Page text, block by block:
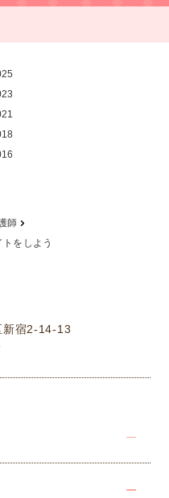
師
をしよう
新宿2-14-13